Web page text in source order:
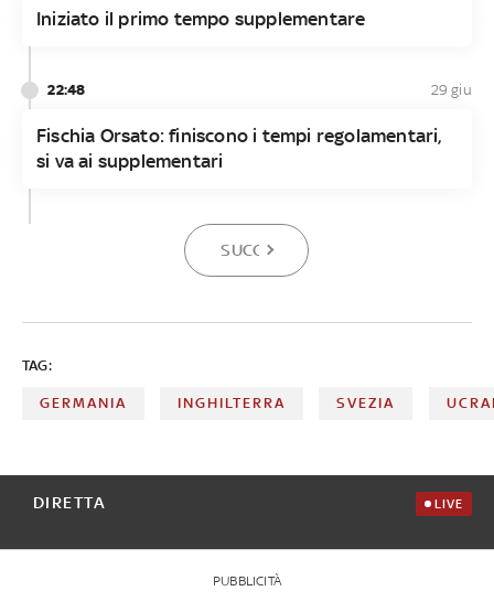
Iniziato il primo tempo supplementare
22:48 29 giu
Fischia Orsato: finiscono i tempi regolamentari,
si va ai supplementari
SUCCESSIVA
TAG:
GERMANIA INGHILTERRA SVEZIA
DIRETTA LIVE
PUBBLICITÀ